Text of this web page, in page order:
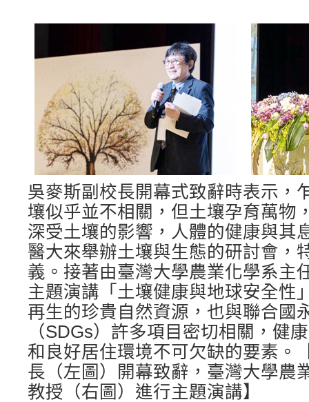
吳麥斯副校長開幕式致辭時表示，
壤似乎並不相關，但土壤孕育萬物
深受土壤的影響，人體的健康與其
醫大來舉辦土壤與生態的研討會，
義。接著由臺灣大學農業化學系主
主題演講「土壤健康與地球安全性
再生的珍貴自然資源，也與聯合國
（SDGs）許多項目密切相關，健
和良好居住環境不可欠缺的要素。
長（左圖）開幕致辭，臺灣大學農
教授（右圖）進行主題演講】